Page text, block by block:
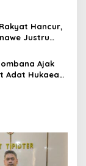
Hancur,
Justru
Ajak
Adat Hukaea